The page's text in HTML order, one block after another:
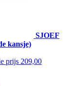
SJOEF
kansje)
prijs 209,00